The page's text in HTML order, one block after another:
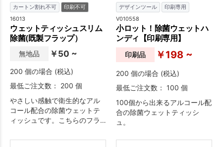
カートン割れ不可 印刷不可
16013
ウェットティッシュスリム
除菌(既製フラップ）
無地品 ￥50 ~
200 個の場合 (税込)
最低ご注文数： 200 個
やさしい感触で衛生的なアル
コール配合の除菌ウェットテ
ィッシュです。こちらのフラ
なっており、備品・備蓄とし
デザインツール 印刷専用
V010558
小ロット！除菌ウェットハ
ンディ【印刷専用】
印刷品 ￥198 ~
200 個の場合 (税込)
最低ご注文数： 100 個
100個から出来るアルコール配
合の除菌ウェットティッシ
ュ。